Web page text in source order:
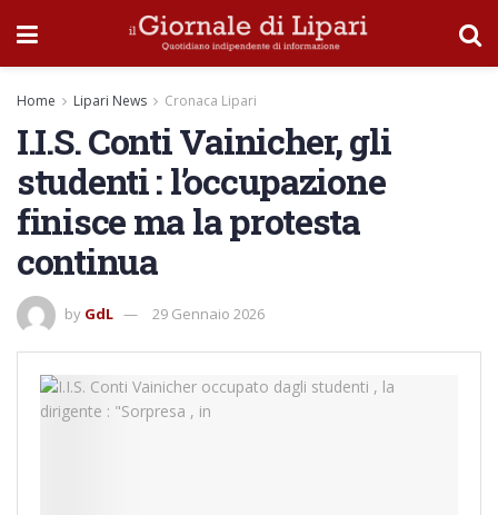
Home Lipari News Cronaca Lipari
I.I.S. Conti Vainicher, gli
studenti : l’occupazione
finisce ma la protesta
continua
by GdL 29 Gennaio 2026